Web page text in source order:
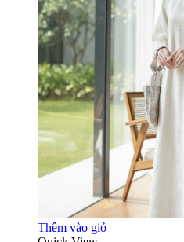
Thêm vào giỏ